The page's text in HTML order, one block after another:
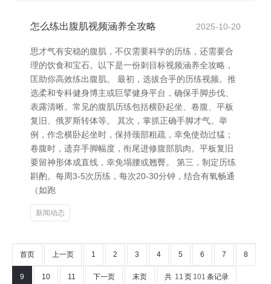
怎么练出腹肌视频涵养全攻略 2025-10-20
思才气有安稳的腹肌，不仅需要科学的历练，还需要合
理的饮食和宝石。以下是一份刺目标视频涵养全攻略，
匡助你高效练出腹肌。 最初，选拔合乎的历练视频。推
选柔和专科健身博主或巨擘健身平台，确保手脚步伐、
表露清晰。常见的腹肌历练包括横卧起坐、卷腹、平板
复旧、俄罗斯转体等。 其次，掌抓正确手脚才气。举
例，作念横卧起坐时，保持颈部粗疏，幸免使劲过猛；
卷腹时，遗弃手脚幅度，衔尾进修腹部肌肉。平板复旧
要留神形体成直线，幸免塌腰或翘臀。 第三，制定历练
斟酌。每周3-5次历练，每次20-30分钟，结合有氧畅通
（如跑
新闻动态
首页 上一页 1 2 3 4 5 6 7 8
9 10 11 下一页 末页 共 11 页 101 条记录